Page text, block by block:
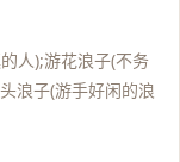
人);游花浪子(不务
浪子(游手好闲的浪